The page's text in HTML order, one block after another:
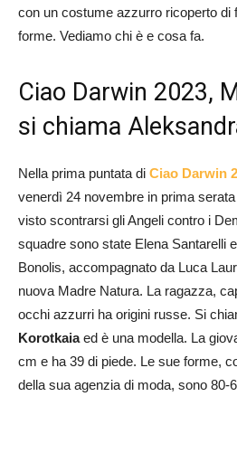
con un costume azzurro ricoperto di
forme. Vediamo chi è e cosa fa.
Ciao Darwin 2023,
si chiama
Nella prima puntata di Ciao Darwin
venerdì 24 novembre in prima
visto scontrarsi gli Angeli contro i
squadre sono state Elena Santarelli
Bonolis, accompagnato da Luca
nuova Madre Natura. La ragazza,
occhi azzurri ha origini russe. Si
Korotkaiaed è una modella. La
cm e ha 39 di piede. Le sue forme,
della sua agenzia di moda, sono 80-